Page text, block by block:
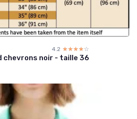
4.2 ☆☆☆☆☆
★★★★★
chevrons noir - taille 36